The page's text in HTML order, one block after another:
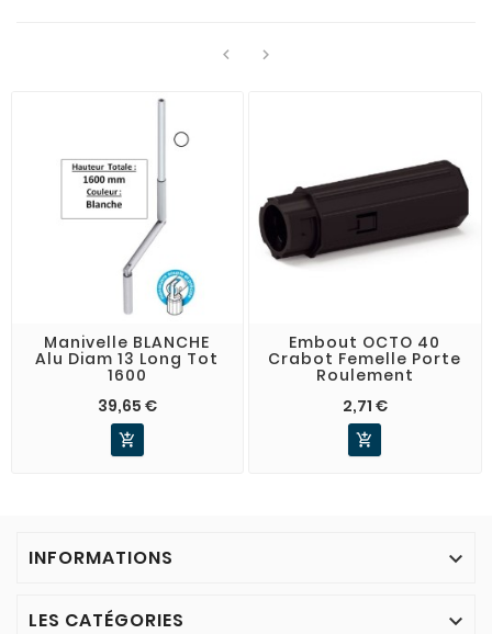
 
Manivelle BLANCHE
Alu Diam 13 Long Tot
1600
39,65 €

Embout OCTO 40
Crabot Femelle Porte
Roulement
2,71 €

INFORMATIONS 
LES CATÉGORIES 